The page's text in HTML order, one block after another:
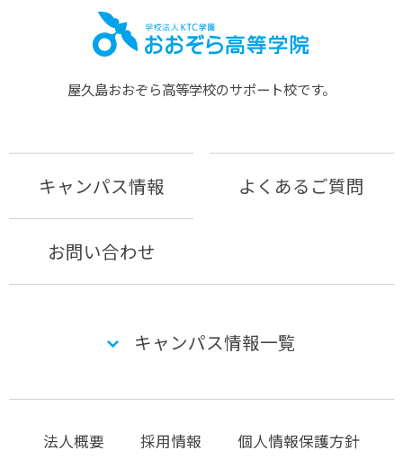
屋久島おおぞら⾼等学校のサポート校です。
キャンパス情報 よくあるご質問
お問い合わせ
キャンパス情報一覧
法人概要 採用情報 個人情報保護方針